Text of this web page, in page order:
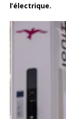
l’électrique.